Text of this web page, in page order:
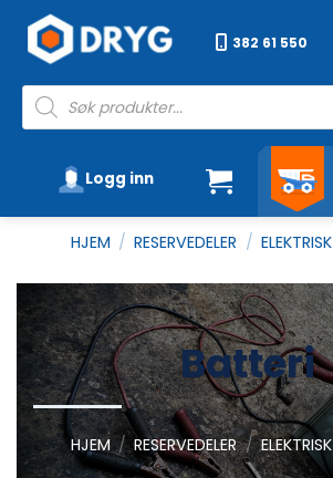
content
382 61 550
Products
search
Logg inn
HJEM / RESERVEDELER / ELEKTRISK
Batteri
HJEM / RESERVEDELER / ELEKTRISK